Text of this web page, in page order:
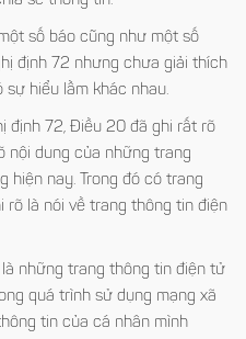
số báo cũng như một số
định 72 nhưng chưa giải thích
sự hiểu lầm khác nhau.
định 72, Điều 20 đã ghi rất rõ
nội dung của những trang
hiện nay. Trong đó có trang
rõ là nói về trang thông tin điện
những trang thông tin điện tử
quá trình sử dụng mạng xã
tin của cá nhân mình